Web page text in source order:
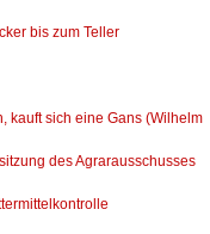
bis zum Teller
kauft sich eine Gans (Wilhelm
des Agrarausschusses